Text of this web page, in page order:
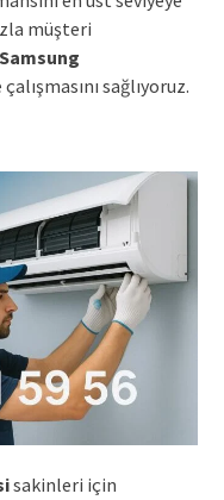
müşteri
Samsung
sağlıyoruz.
sakinleri için